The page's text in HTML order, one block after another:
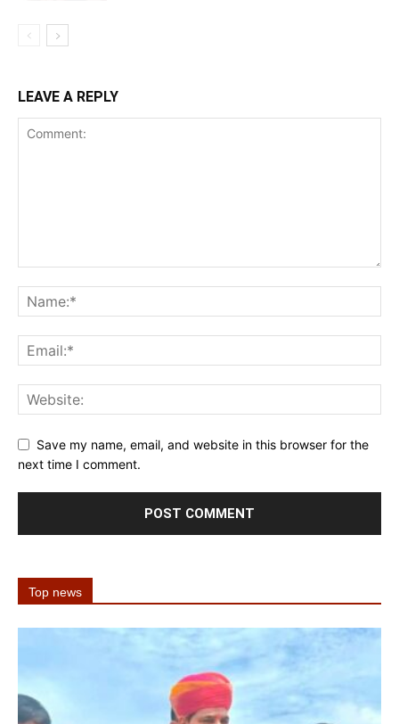
LEAVE A REPLY
Save my name, email, and website in this browser for the
next time I comment.
Top news